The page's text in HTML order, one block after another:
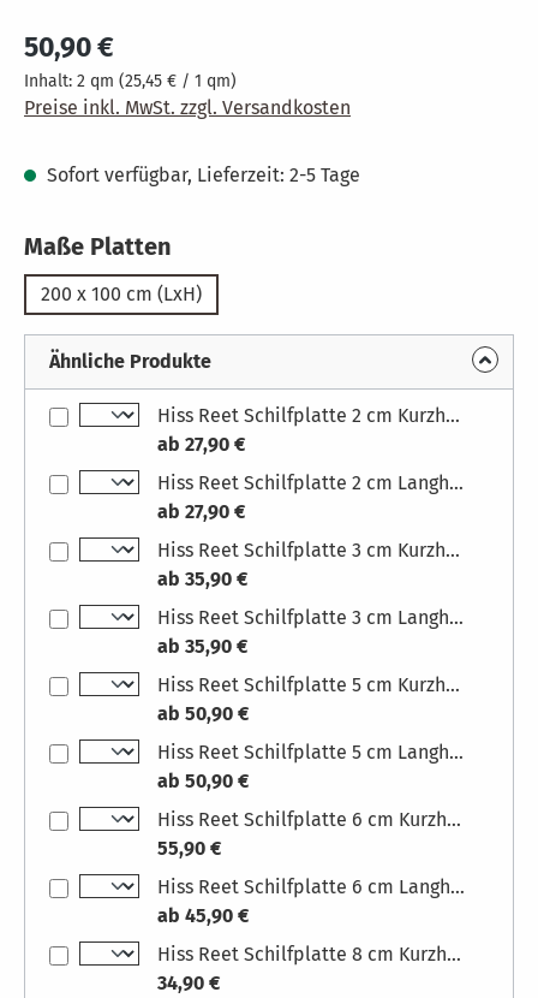
Regulärer Preis:
50,90 €
Inhalt: 2 qm (25,45 € / 1 qm)
Preise inkl. MwSt. zzgl. Versandkosten
Sofort verfügbar, Lieferzeit: 2-5 Tage
Maße Platten
200 x 100 cm (LxH)
Ähnliche Produkte
Hiss Reet Schilfplatte 2 cm Kurzhalm
ab 27,90 €
Hiss Reet Schilfplatte 2 cm Langhalm
ab 27,90 €
Hiss Reet Schilfplatte 3 cm Kurzhalm
ab 35,90 €
Hiss Reet Schilfplatte 3 cm Langhalm
ab 35,90 €
Hiss Reet Schilfplatte 5 cm Kurzhalm
ab 50,90 €
Hiss Reet Schilfplatte 5 cm Langhalm
ab 50,90 €
Hiss Reet Schilfplatte 6 cm Kurzhalm Maße Platten: 100 x 200 cm (LxH)
55,90 €
Hiss Reet Schilfplatte 6 cm Langhalm
ab 45,90 €
Hiss Reet Schilfplatte 8 cm Kurzhalm Maße Platten: 100 x 100 cm (LxH)
34,90 €